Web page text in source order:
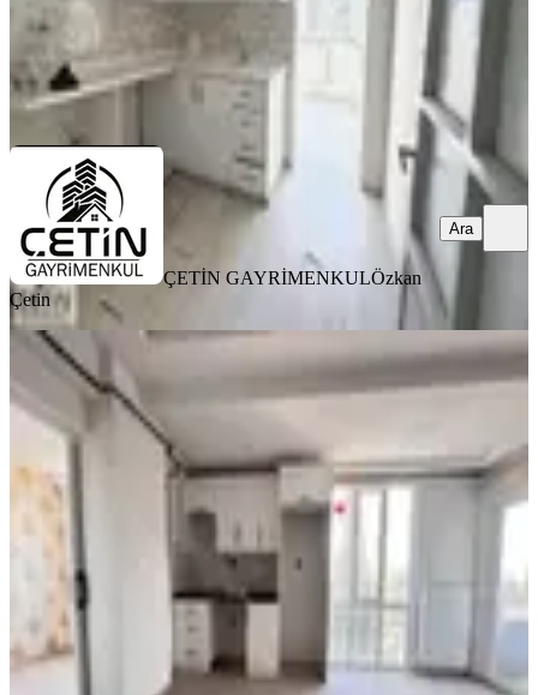
ÇETİN GAYRİMENKULÖzkan Çetin
Ara
ÇETİN GAYRİMENKULÖzkan
Çetin
Ara
MANZARALI
Yeni Rota'dan Emniyet Müdürlüğü
Yanı Sıfır Lüx 2+0 Kiralık Daire
Dulkadiroğlu, Bahçeli Evler Mahallesi
2+0·80 m²·3. Kat 31.07.2026
18.500 ₺
YENİ ROTA İNŞAAT EMLAK
Ara